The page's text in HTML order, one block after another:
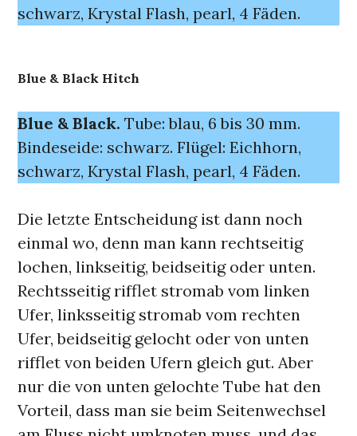
schwarz, Krystal Flash, pearl, 4 Fäden.
Blue & Black Hitch
Blue & Black. Tube: blau, 6 bis 30 mm.
Bindeseide: schwarz. Flügel: Eichhorn,
schwarz, Krystal Flash, pearl, 4 Fäden.
Die letzte Entscheidung ist dann noch
einmal wo, denn man kann rechtseitig
lochen, linkseitig, beidseitig oder unten.
Rechtsseitig rifflet stromab vom linken
Ufer, linksseitig stromab vom rechten
Ufer, beidseitig gelocht oder von unten
rifflet von beiden Ufern gleich gut. Aber
nur die von unten gelochte Tube hat den
Vorteil, dass man sie beim Seitenwechsel